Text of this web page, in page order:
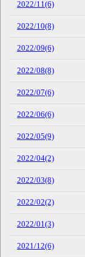
2022/11(6)
2022/10(8)
2022/09(6)
2022/08(8)
2022/07(6)
2022/06(6)
2022/05(9)
2022/04(2)
2022/03(8)
2022/02(2)
2022/01(3)
2021/12(6)